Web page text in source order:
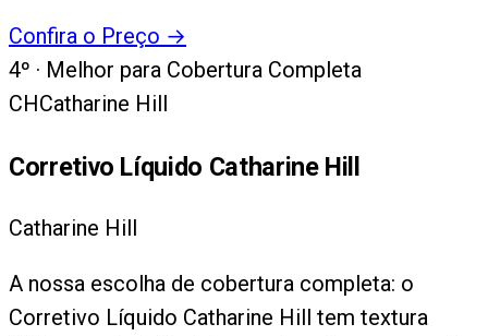
Confira o Preço →
4º · Melhor para Cobertura Completa
CHCatharine Hill
Corretivo Líquido Catharine Hill
Catharine Hill
A nossa escolha de cobertura completa: o
Corretivo Líquido Catharine Hill tem textura